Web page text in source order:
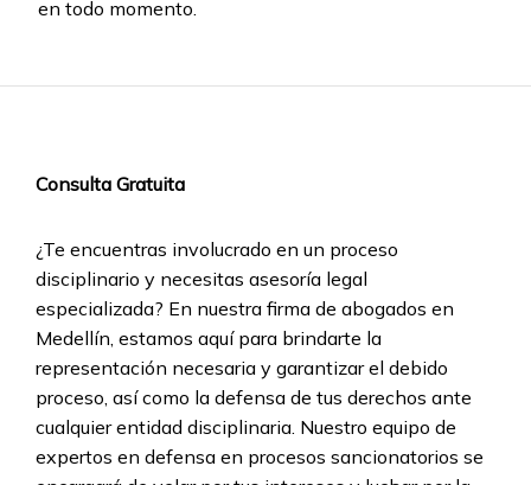
en todo momento.
Consulta Gratuita
¿Te encuentras involucrado en un proceso
disciplinario y necesitas asesoría legal
especializada? En nuestra firma de abogados en
Medellín, estamos aquí para brindarte la
representación necesaria y garantizar el debido
proceso, así como la defensa de tus derechos ante
cualquier entidad disciplinaria. Nuestro equipo de
expertos en defensa en procesos sancionatorios se